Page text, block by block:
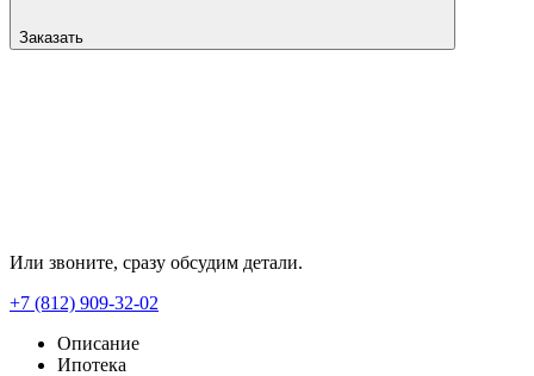
Заказать
Или звоните, сразу обсудим детали.
+7 (812) 909-32-02
Описание
Ипотека